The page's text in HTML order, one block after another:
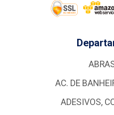
AC. DE
ADESIVOS,